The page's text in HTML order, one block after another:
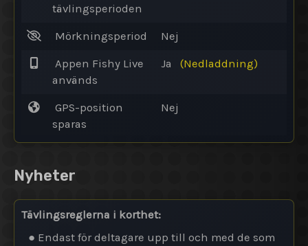
tävlingsperioden
Mörkningsperiod Nej
Appen Fishy Live
används
Ja (Nedladdning)
GPS-position
sparas
Nej
Nyheter
Tävlingsreglerna i korthet:
● Endast för deltagare upp till och med de som